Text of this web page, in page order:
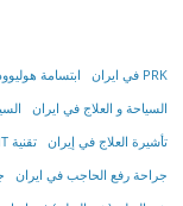
PRK في ايران ابتسامة
السياحة و العلاج في ايران
تأشیرة العلاج في إیران
تقنية FIT للشعر
جراحة رفع الحاجب في ايران